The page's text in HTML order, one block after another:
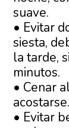
suave.
• Evitar
siesta,
la tarde,
minutos.
• Cenar
acostarse.
• Evitar